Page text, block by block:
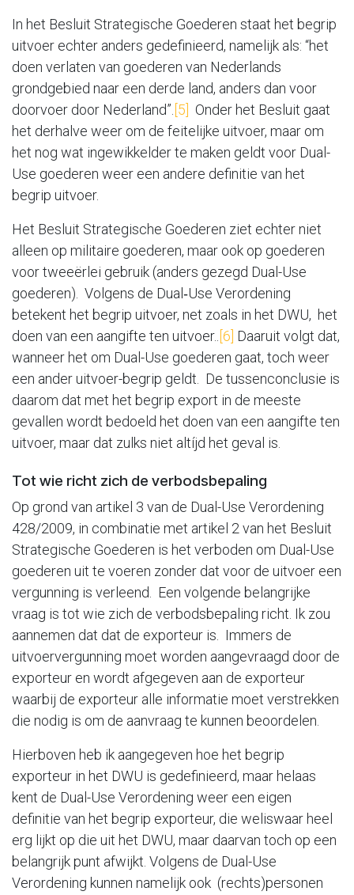
In het Besluit Strategische Goederen staat het begrip
uitvoer echter anders gedefinieerd, namelijk als: “het
doen verlaten van goederen van Nederlands
grondgebied naar een derde land, anders dan voor
doorvoer door Nederland”. [5]
Onder het Besluit gaat
het derhalve weer om de feitelijke uitvoer, maar om
het nog wat ingewikkelder te maken geldt voor Dual-
Use goederen weer een andere definitie van het
begrip uitvoer.
Het Besluit Strategische Goederen ziet echter niet
alleen op militaire goederen, maar ook op goederen
voor tweeërlei gebruik (anders gezegd Dual-Use
goederen). Volgens de Dual‑Use Verordening
betekent het begrip uitvoer, net zoals in het DWU, het
doen van een aangifte ten uitvoer.. [6] Daaruit volgt dat,
wanneer het om Dual-Use goederen gaat, toch weer
een ander uitvoer-begrip geldt. De tussenconclusie is
daarom dat met het begrip export in de meeste
gevallen wordt bedoeld het doen van een aangifte ten
uitvoer, maar dat zulks niet altíjd het geval is.
Tot wie richt zich de verbodsbepaling
Op grond van artikel 3 van de Dual-Use Verordening
428/2009, in combinatie met artikel 2 van het Besluit
Strategische Goederen is het verboden om Dual-Use
goederen uit te voeren zonder dat voor de uitvoer een
vergunning is verleend. Een volgende belangrijke
vraag is tot wie zich de verbodsbepaling richt. Ik zou
aannemen dat dat de exporteur is. Immers de
uitvoervergunning moet worden aangevraagd door de
exporteur en wordt afgegeven aan de exporteur
waarbij de exporteur alle informatie moet verstrekken
die nodig is om de aanvraag te kunnen beoordelen.
Hierboven heb ik aangegeven hoe het begrip
exporteur in het DWU is gedefinieerd, maar helaas
kent de Dual-Use Verordening weer een eigen
definitie van het begrip exporteur, die weliswaar heel
erg lijkt op die uit het DWU, maar daarvan toch op een
belangrijk punt afwijkt. Volgens de Dual-Use
Verordening kunnen namelijk ook (rechts)personen